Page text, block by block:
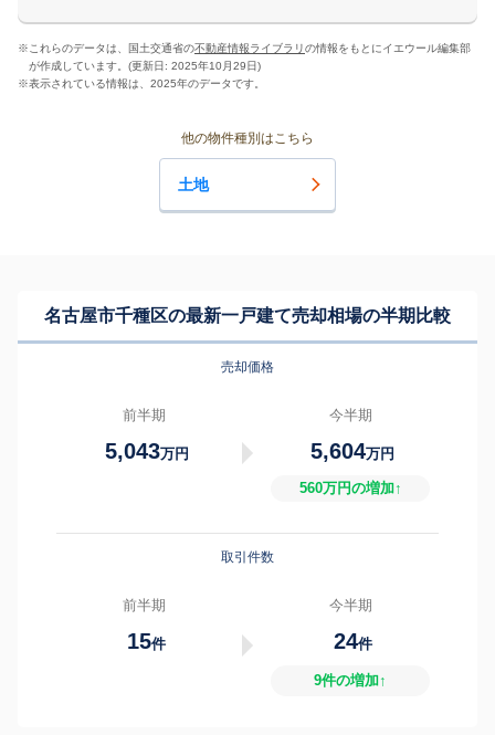
※ これらのデータは、国土交通省の不動産情報ライブラリの情報をもとにイエウール編集部
が作成しています。(更新日: 2025年10月29日)
※表示されている情報は、2025年のデータです。
他の物件種別はこちら
土地
名古屋市千種区の最新一戸建て売却相場の半期比較
売却価格
前半期
5,043万円
今半期
5,604万円
560万円の増加↑
取引件数
前半期
15件
今半期
24件
9件の増加↑